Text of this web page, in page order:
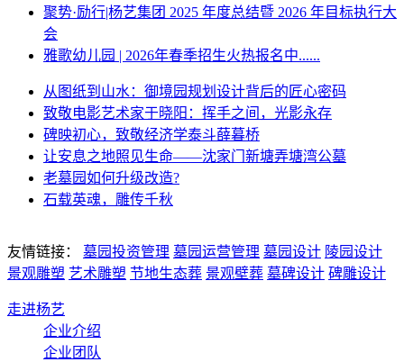
聚势·励行|杨艺集团 2025 年度总结暨 2026 年目标执行大
会
雅歌幼儿园 | 2026年春季招生火热报名中......
从图纸到山水：御境园规划设计背后的匠心密码
致敬电影艺术家于晓阳：挥手之间，光影永存
碑映初心，致敬经济学泰斗薛暮桥
让安息之地照见生命——沈家门新塘弄塘湾公墓
老墓园如何升级改造?
石载英魂，雕传千秋
友情链接： 墓园投资管理 墓园运营管理 墓园设计 陵园设计
景观雕塑 艺术雕塑 节地生态葬 景观壁葬 墓碑设计 碑雕设计
走进杨艺
企业介绍
企业团队